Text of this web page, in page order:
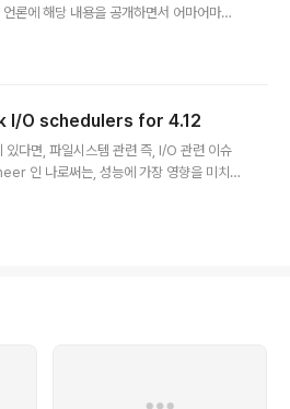
론에 해당 내용을 공개하면서 어마어마한
식의 추측을 통한 Command instruction
최대 30퍼센트, 체감 50퍼센트 떨어지는
입고있는 외투를 졸지에 뺏긴듯 한 상대적
는 앞으로 한번에 해결하기는 어려운 문제
I/O schedulers for 4.12
있다면, 파일시스템 관련 즉, I/O 관련 이슈
인 나로써는, 성능에 가장 영향을 미치는
일주일뒤 확인하면 무료일듯... 이번
... 보기만해도 왠지 부럽지만..